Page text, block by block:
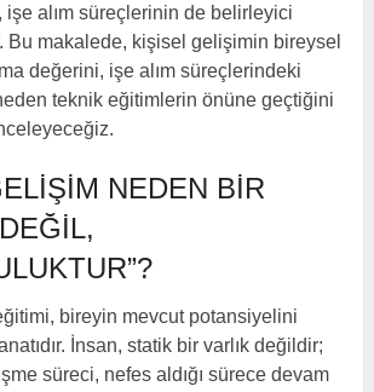
işe alım süreçlerinin de belirleyici
Bu makalede, kişisel gelişimin bireysel
değerini, işe alım süreçlerindeki
teknik eğitimlerin önüne geçtiğini
NEDEN BIR
bireyin mevcut potansiyelini
İnsan, statik bir varlık değildir;
süreci, nefes aldığı sürece devam